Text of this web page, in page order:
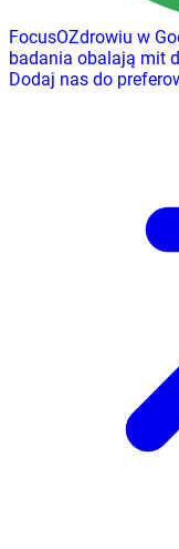
FocusOZdrowiu w
badania obalają mit
Dodaj nas do